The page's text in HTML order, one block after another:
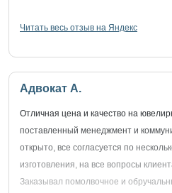
Читать весь отзыв на Яндекс
Адвокат А.
Отличная цена и качество на
поставленный менеджмент и
открыто, все согласуется по
изготовления, на все вопросы
Заказывал помолвочное и